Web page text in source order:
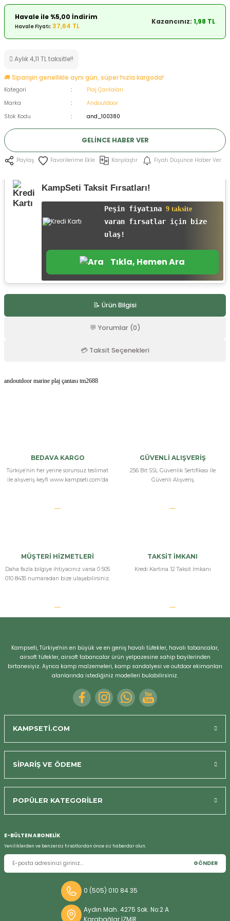
Mermisi
Havale ile %5,00 İndirim
Havale Fiyatı: 37,64 TL
Kazancınız: 1,98 TL
Aylık 4,11 TL taksitle!!
🚚 Siparişin genellikle aynı gün, süper hızla kargoda!
Kategori
Plaj Çantaları
Marka
Andoutdoor
Stok Kodu
and_100380
GELINCE HABER VER
Paylaş Karşılaştır Fiyatı Düşünce Haber Ver
KampSeti Taksit Fırsatları!
Peşin fiyatına 9 taksite
varan fırsatlar için bize
ulaş!
Tıkla, Hemen Ara
📝 Ürün Bilgisi
💬 Yorumlar (0)
💳 Taksit Seçenekleri
andoutdoor marine plaj çantası tm2688
BEDAVA KARGO
Türkiye’nin her yerine sorunsuz teslimat
ile alışveriş keyfi www.kampseti.com’da
GÜVENLİ ALIŞVERİŞ
256 Bit SSL Güvenlik Sertifikası İle
Güvenli Alışveriş
MÜŞTERİ HİZMETLERİ
Daha fazla bilgiye ihtiyacınız varsa 0 505
010 8435 numaradan bize ulaşabilirsiniz.
TAKSİT İMKANI
Kredi Kartına 12 Taksit İmkanı
Kampseti, Türkiye'nin en büyük ve en geniş havalı tüfekler, havalı tabancalar,
airsoft tüfekler, airsoft tabancalar ürün yelpazesine sahip bayilerinden
birtanesiyiz. Ayrıca kamp malzemeleri, kamp sandalyesi ve outdoor ekimanları
alanlarında istediğiniz modelleri bulabilirsiniz.
KAMPSETİ.COM
SİPARİŞ VE ÖDEME
POPÜLER KATEGORİLER
E-BÜLTEN ABONELİK
Yeniliklerden ve benzersiz fırsatlardan önce siz haberdar olun.
GÖNDER
0 (505) 010 84 35
Aydın Mah. 4275 Sok. No:2 A
Karabağlar İZMİR